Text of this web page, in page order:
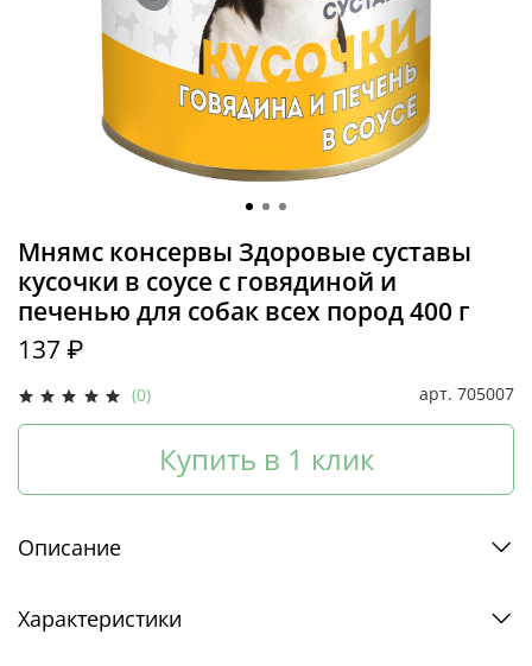
(0) арт. 705007
Мнямс консервы Здоровые суставы
кусочки в соусе с говядиной и
печенью для собак всех пород 400 г
137 ₽
Купить в 1 клик
Описание
Характеристики